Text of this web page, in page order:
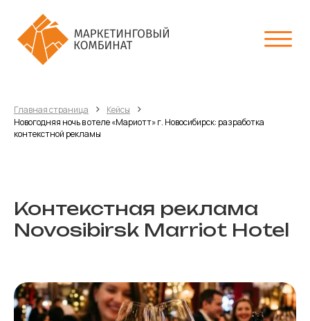
Главная страница › Кейсы ›
Новогодняя ночь в отеле «Мариотт» г. Новосибирск: разработка
контекстной рекламы
Контекстная реклама
Novosibirsk Marriot Hotel